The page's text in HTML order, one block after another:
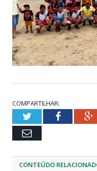
COMPARTILHAR:
TwitterFacebook
Email
CONTEÚDO